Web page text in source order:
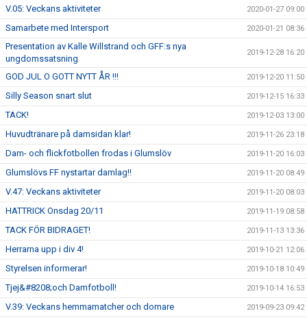
V.05: Veckans aktiviteter 2020-01-27 09:00
Samarbete med Intersport 2020-01-21 08:36
Presentation av Kalle Willstrand och GFF:s nya
ungdomssatsning
2019-12-28 16:20
GOD JUL O GOTT NYTT ÅR !!! 2019-12-20 11:50
Silly Season snart slut 2019-12-15 16:33
TACK! 2019-12-03 13:00
Huvudtränare på damsidan klar! 2019-11-26 23:18
Dam- och flickfotbollen frodas i Glumslöv 2019-11-20 16:03
Glumslövs FF nystartar damlag!! 2019-11-20 08:49
V.47: Veckans aktiviteter 2019-11-20 08:03
HATTRICK Onsdag 20/11 2019-11-19 08:58
TACK FÖR BIDRAGET! 2019-11-13 13:36
Herrarna upp i div 4! 2019-10-21 12:06
Styrelsen informerar! 2019-10-18 10:49
Tjej&#8208;och Damfotboll! 2019-10-14 16:53
V.39: Veckans hemmamatcher och domare 2019-09-23 09:42